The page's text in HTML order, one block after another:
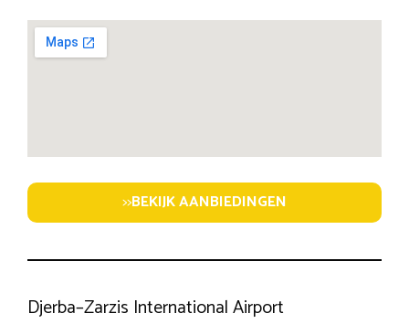
>>BEKIJK AANBIEDINGEN
Djerba–Zarzis International Airport